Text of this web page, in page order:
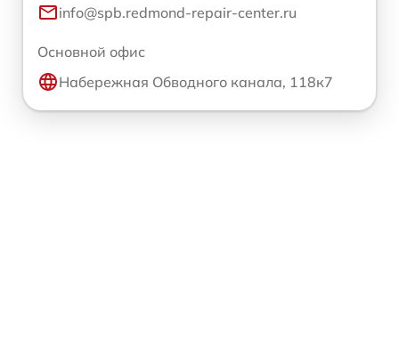
info@spb.redmond-repair-center.ru
Основной офис
Набережная Обводного канала, 118к7